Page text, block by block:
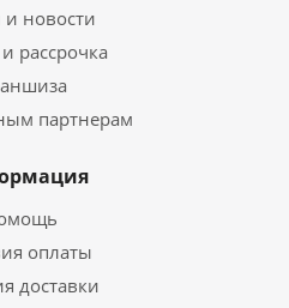
новости
рассрочка
партнерам
оплаты
доставки